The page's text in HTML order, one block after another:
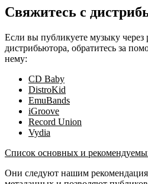
Свяжитесь с
Если вы публикуете музыку через
дистрибьютора, обратитесь за
нему:
CD Baby
DistroKid
EmuBands
iGroove
Record Union
Vydia
Список основных и
Они следуют нашим